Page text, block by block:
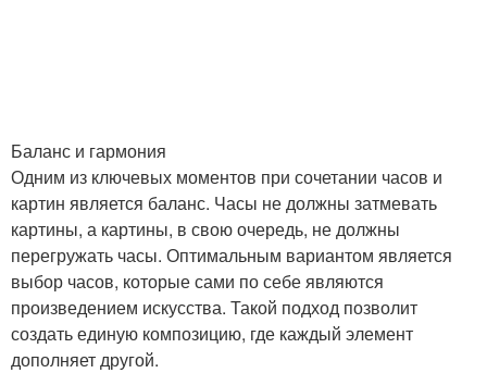
Баланс и гармония
Одним из ключевых моментов при сочетании часов и
картин является баланс. Часы не должны затмевать
картины, а картины, в свою очередь, не должны
перегружать часы. Оптимальным вариантом является
выбор часов, которые сами по себе являются
произведением искусства. Такой подход позволит
создать единую композицию, где каждый элемент
дополняет другой.